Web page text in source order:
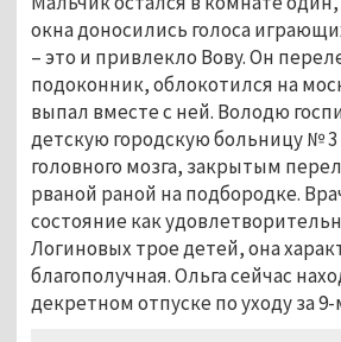
окна доносились голоса
– это и привлекло Вову. Он
подоконник, облокотился на
выпал вместе с ней. Володю
детскую городскую больницу №
головного мозга, закрытым
рваной раной на подбородке.
состояние как
Логиновых трое детей, она
благополучная. Ольга сейчас
декретном отпуске по уходу за